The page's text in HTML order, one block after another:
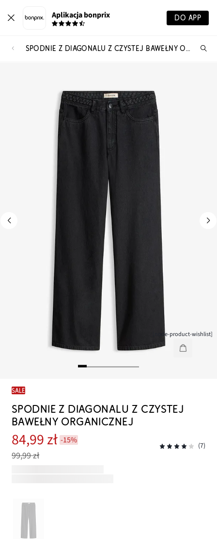
Aplikacja bonprix DO APP
SPODNIE Z DIAGONALU Z CZYSTEJ BAWEŁNY ORGANICZNEJ
[node-product-wishlist]
SALE
SPODNIE Z DIAGONALU Z CZYSTEJ
BAWEŁNY ORGANICZNEJ
84,99 zł -15%
99,99 zł
(7)